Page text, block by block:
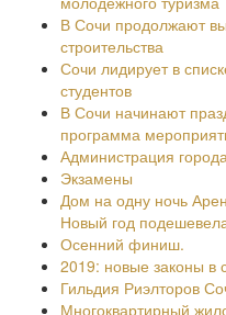
В Сочи продолжают
строительства
Сочи лидирует в
студентов
В Сочи начинают
программа
Администрация
Экзамены
Дом на одну ночь
Новый год
Осенний финиш.
2019: новые законы в
Гильдия Риэлторов
Многоквартирный